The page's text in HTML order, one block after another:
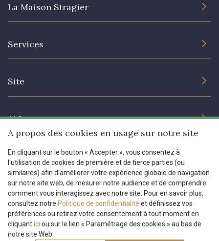
La Maison Stragier
Services
Site
Prix réduits
Aide
Livraison : France, Belgique, International
Retours & réclamations
FAQ - Questions fréquentes
Modes de paiements
Menu
Tous nos tissus
Magazine
FR EN
A propos des cookies en usage sur notre site
En cliquant sur le bouton « Accepter », vous consentez à
l'utilisation de cookies de première et de tierce parties (ou
similaires) afin d'améliorer votre expérience globale de navigation
sur notre site web, de mesurer notre audience et de comprendre
comment vous interagissez avec notre site. Pour en savoir plus,
consultez notre Politique de confidentialité et définissez vos
préférences ou retirez votre consentement à tout moment en
cliquantici ou sur le lien « Paramétrage des cookies » au bas de
notre site Web.